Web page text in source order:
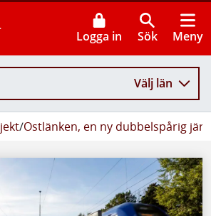
Logga in Sök Meny
Välj län
/Ostlänken, en ny dubbelspårig